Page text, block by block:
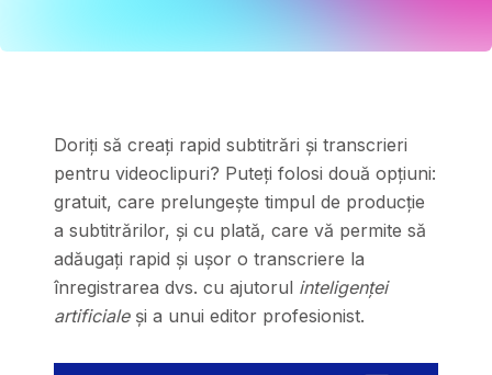
Doriți să creați rapid subtitrări și transcrieri
pentru videoclipuri? Puteți folosi două opțiuni:
gratuit, care prelungește timpul de producție
a subtitrărilor, și cu plată, care vă permite să
adăugați rapid și ușor o transcriere la
înregistrarea dvs. cu ajutorul inteligenței
artificialeși a unui editor profesionist.